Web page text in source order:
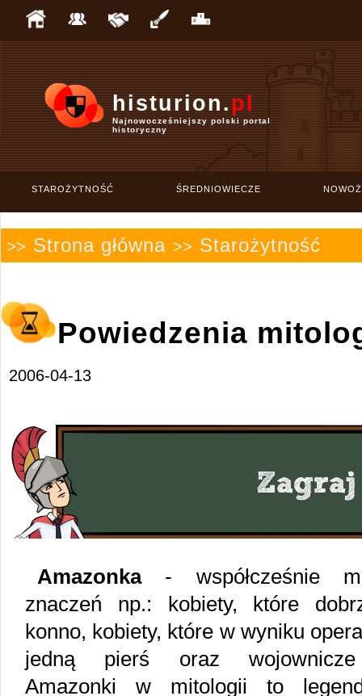
histurion.pl
Najnowocześniejszy polski portal
historyczny
STAROŻYTNOŚĆ ŚREDNIOWIECZE
>> Strona główna >> Starożytność
Powiedzenia
2006-04-13
Amazonka- współcześnie
znaczeń np.: kobiety, które
konno, kobiety, które w wyniku
jedną pierś oraz
Amazonki w mitologii to